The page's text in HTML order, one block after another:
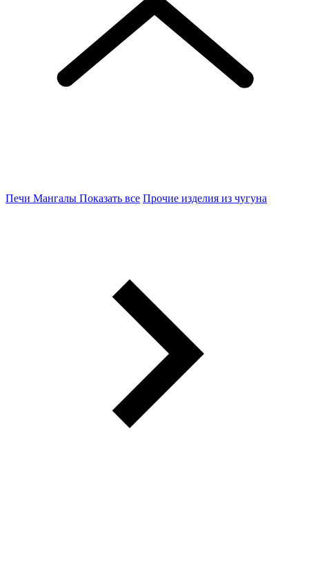
Печи Мангалы Показать все Прочие изделия из чугуна